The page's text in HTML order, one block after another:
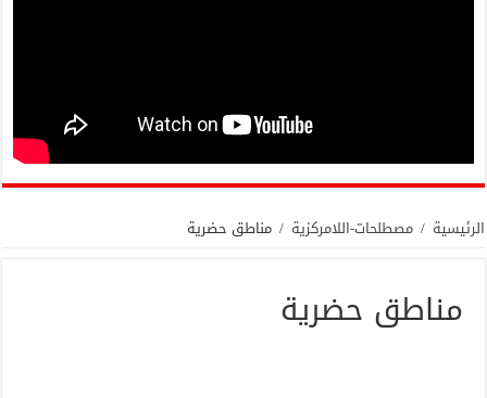
الرئيسية / مصطلحات-اللامركزية / مناطق حضرية
مناطق حضرية